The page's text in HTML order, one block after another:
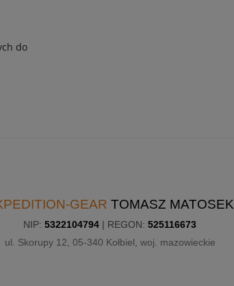
do
GEAR TOMASZ MATOSEK
NIP: 5322104794 | REGON: 525116673
ul. Skorupy 12, 05-340 Kołbiel, woj. mazowieckie